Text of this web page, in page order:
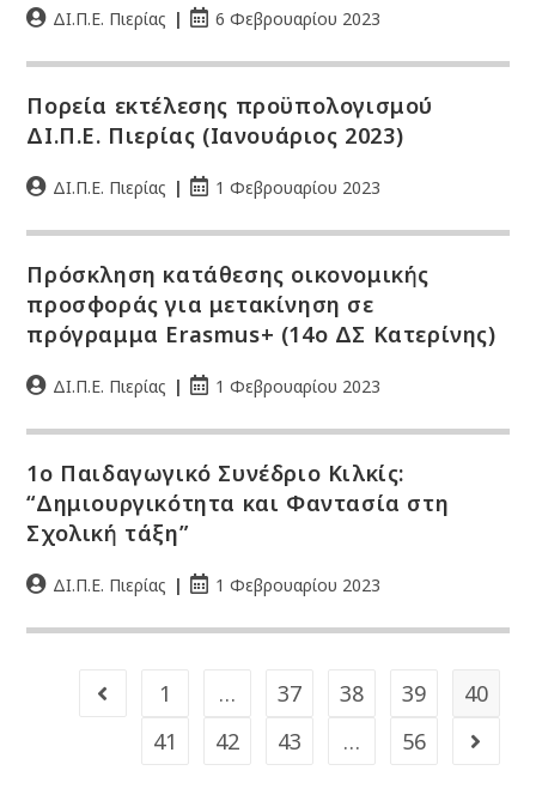
ΔΙ.Π.Ε. Πιερίας 6 Φεβρουαρίου 2023
Πορεία εκτέλεσης προϋπολογισμού
ΔΙ.Π.Ε. Πιερίας (Ιανουάριος 2023)
ΔΙ.Π.Ε. Πιερίας 1 Φεβρουαρίου 2023
Πρόσκληση κατάθεσης οικονομικής
προσφοράς για μετακίνηση σε
πρόγραμμα Erasmus+ (14o ΔΣ Κατερίνης)
ΔΙ.Π.Ε. Πιερίας 1 Φεβρουαρίου 2023
1ο Παιδαγωγικό Συνέδριο Κιλκίς:
“Δημιουργικότητα και Φαντασία στη
Σχολική τάξη”
ΔΙ.Π.Ε. Πιερίας 1 Φεβρουαρίου 2023
1 … 37 38 39
40
41
42 43 … 56